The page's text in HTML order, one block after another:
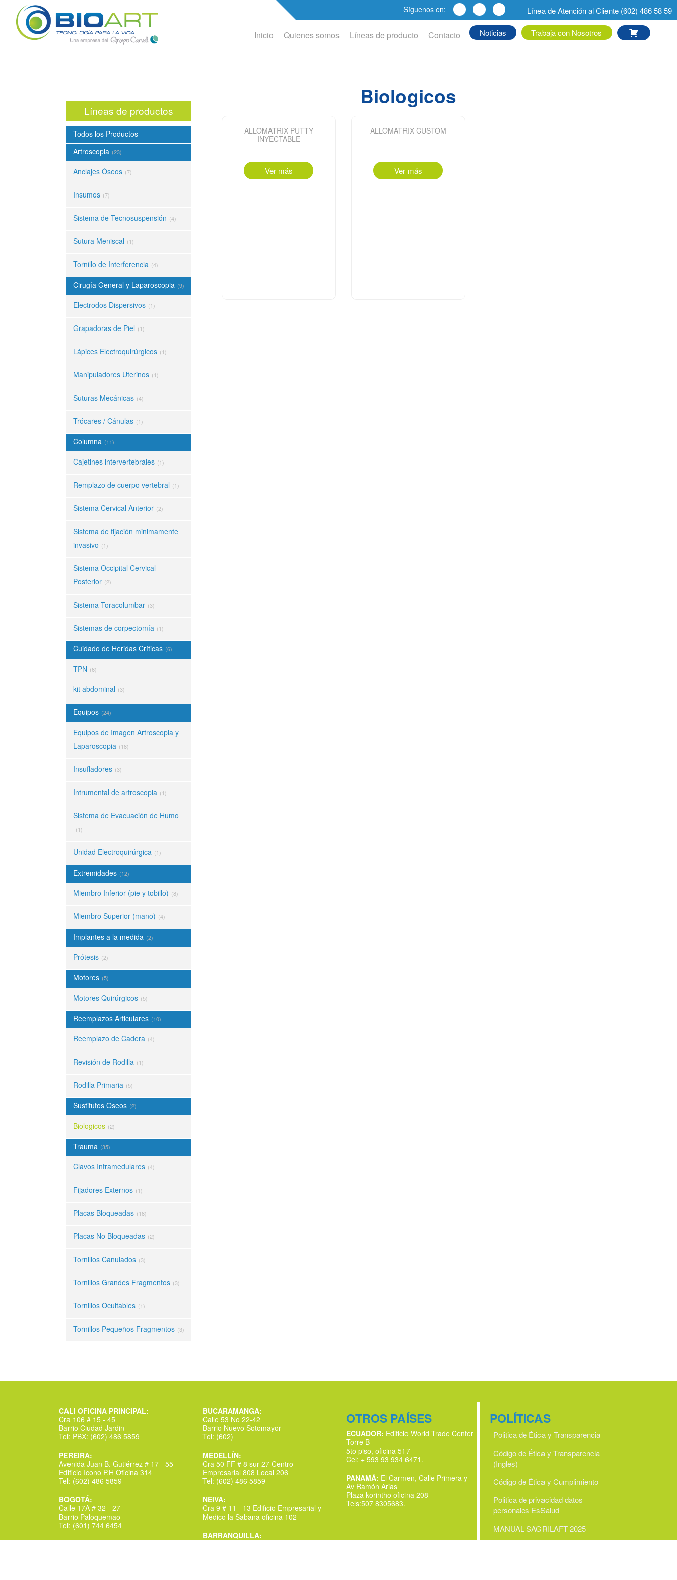
Síguenos en: Línea de Atención al Cliente (602) 486 58 59
Inicio Quienes somos Líneas de producto Contacto Noticias Trabaja con Nosotros
Líneas de productos
Todos los Productos
Artroscopia (23)
Anclajes Óseos (7)
Insumos (7)
Sistema de Tecnosuspensión (4)
Sutura Meniscal (1)
Tornillo de Interferencia (4)
Cirugía General y Laparoscopia (9)
Electrodos Dispersivos (1)
Grapadoras de Piel (1)
Lápices Electroquirúrgicos (1)
Manipuladores Uterinos (1)
Suturas Mecánicas (4)
Trócares / Cánulas (1)
Columna (11)
Cajetines intervertebrales (1)
Remplazo de cuerpo vertebral (1)
Sistema Cervical Anterior (2)
Sistema de fijación minimamente
invasivo (1)
Sistema Occipital Cervical
Posterior (2)
Sistema Toracolumbar (3)
Sistemas de corpectomía (1)
Cuidado de Heridas Críticas (6)
TPN (6)
kit abdominal (3)
Equipos (24)
Equipos de Imagen Artroscopia y
Laparoscopia (18)
Insufladores (3)
Intrumental de artroscopia (1)
Sistema de Evacuación de Humo
(1)
Unidad Electroquirúrgica (1)
Extremidades (12)
Miembro Inferior (pie y tobillo) (8)
Miembro Superior (mano) (4)
Implantes a la medida (2)
Prótesis (2)
Motores (5)
Motores Quirúrgicos (5)
Reemplazos Articulares (10)
Reemplazo de Cadera (4)
Revisión de Rodilla (1)
Rodilla Primaria (5)
Sustitutos Oseos (2)
Biologicos (2)
Trauma (35)
Clavos Intramedulares (4)
Fijadores Externos (1)
Placas Bloqueadas (18)
Placas No Bloqueadas (2)
Tornillos Canulados (3)
Tornillos Grandes Fragmentos (3)
Tornillos Ocultables (1)
Tornillos Pequeños Fragmentos (3)
Biologicos
ALLOMATRIX PUTTY
INYECTABLE
Ver más
ALLOMATRIX CUSTOM
Ver más
CALI OFICINA PRINCIPAL:
Cra 106 # 15 - 45
Barrio Ciudad Jardin
Tel: PBX: (602) 486 5859
PEREIRA:
Avenida Juan B. Gutiérrez # 17 - 55
Edificio Icono P.H Oficina 314
Tel: (602) 486 5859
BOGOTÁ:
Calle 17A # 32 - 27
Barrio Paloquemao
Tel: (601) 744 6454
BUCARAMANGA:
Calle 53 No 22-42
Barrio Nuevo Sotomayor
Tel: (602)
MEDELLÍN:
Cra 50 FF # 8 sur-27 Centro
Empresarial 808 Local 206
Tel: (602) 486 5859
NEIVA:
Cra 9 # 11 - 13 Edificio Empresarial y
Medico la Sabana oficina 102
BARRANQUILLA:
OTROS PAÍSES
ECUADOR: Edificio World Trade Center
Torre B
5to piso, oficina 517
Cel: + 593 93 934 6471.
PANAMÁ: El Carmen, Calle Primera y
Av Ramón Arias
Plaza korintho oficina 208
Tels:507 8305683.
POLÍTICAS
Politica de Ética y Transparencia
Código de Ética y Transparencia
(Ingles)
Código de Ética y Cumplimiento
Politica de privacidad datos
personales EsSalud
MANUAL SAGRILAFT 2025